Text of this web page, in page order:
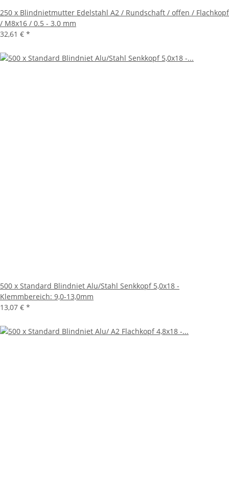
250 x Blindnietmutter Edelstahl A2 / Rundschaft / offen / Flachkopf
/ M8x16 / 0.5 - 3.0 mm
32,61 € *
500 x Standard Blindniet Alu/Stahl Senkkopf 5,0x18 -
Klemmbereich: 9,0-13,0mm
13,07 € *